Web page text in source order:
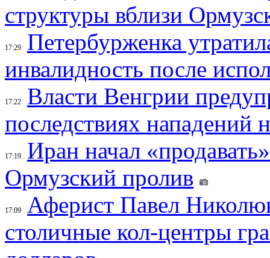
структуры вблизи
17:29
Петербурженка
инвалидность после
17:22
Власти Венгрии
последствиях нападений
17:19
Иран начал
Ормузский пролив
17:09
Аферист Павел
столичные кол-центры